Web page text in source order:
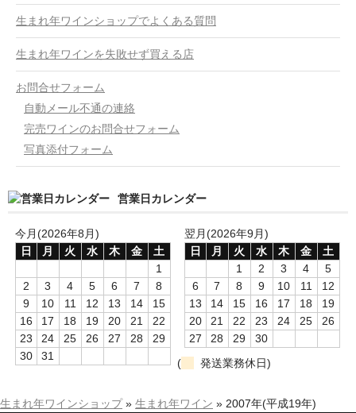
生まれ年ワインショップでよくある質問
生まれ年ワインを失敗せず買える店
お問合せフォーム
自動メール不通の連絡
完売ワインのお問合せフォーム
写真添付フォーム
営業日カレンダー
今月(2026年8月)
日
月 火 水 木 金
土
1
2
3 4 5 6 7
8
9
10 11 12 13 14
15
16
17 18 19 20 21
22
23
24 25 26 27 28
29
30
31
翌月(2026年9月)
日
月 火 水 木 金
土
1
2 3 4
5
6
7 8 9 10 11
12
13
14 15 16 17 18
19
20
21 22 23 24 25
26
27
28 29
30
(
発送業務休日)
生まれ年ワインショップ» 生まれ年ワイン » 2007年(平成19年)